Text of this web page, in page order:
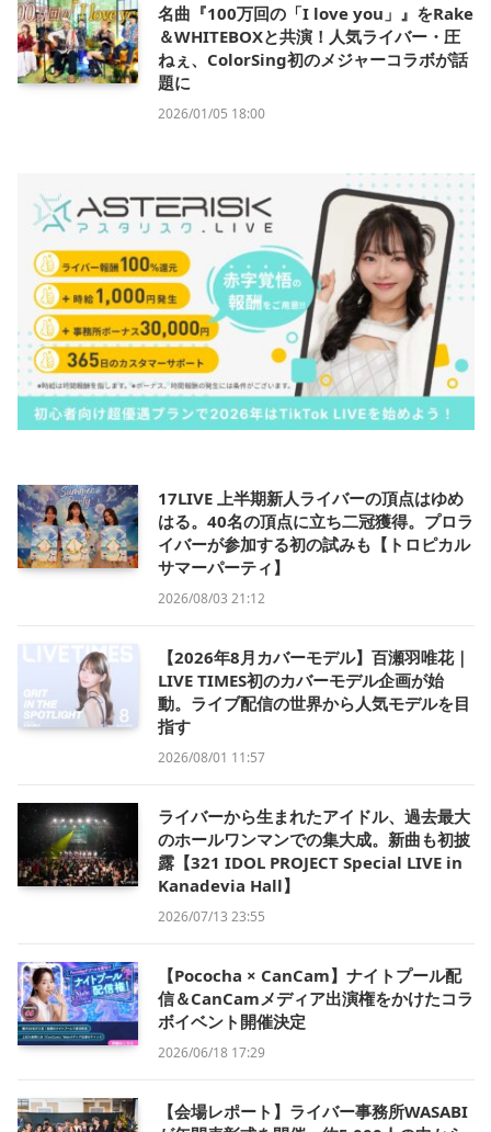
名曲『100万回の「I love you」』をRake
＆WHITEBOXと共演！人気ライバー・圧
ねぇ、ColorSing初のメジャーコラボが話
題に
2026/01/05 18:00
17LIVE 上半期新人ライバーの頂点はゆめ
はる。40名の頂点に立ち二冠獲得。プロラ
イバーが参加する初の試みも【トロピカル
サマーパーティ】
2026/08/03 21:12
【2026年8月カバーモデル】百瀬羽唯花｜
LIVE TIMES初のカバーモデル企画が始
動。ライブ配信の世界から人気モデルを目
指す
2026/08/01 11:57
ライバーから生まれたアイドル、過去最大
のホールワンマンでの集大成。新曲も初披
露【321 IDOL PROJECT Special LIVE in
Kanadevia Hall】
2026/07/13 23:55
【Pococha × CanCam】ナイトプール配
信＆CanCamメディア出演権をかけたコラ
ボイベント開催決定
2026/06/18 17:29
【会場レポート】ライバー事務所WASABI